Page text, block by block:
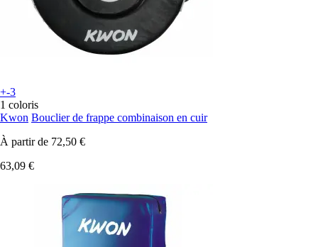
+-3
1 coloris
Kwon Bouclier de frappe combinaison en cuir
À partir de 72,50 €
63,09 €